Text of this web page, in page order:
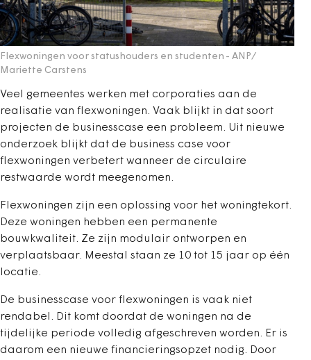
Flexwoningen voor statushouders en studenten - ANP/
Mariette Carstens
Veel gemeentes werken met corporaties aan de
realisatie van flexwoningen. Vaak blijkt in dat soort
projecten de businesscase een probleem. Uit nieuwe
onderzoek blijkt dat de business case voor
flexwoningen verbetert wanneer de circulaire
restwaarde wordt meegenomen.
Flexwoningen zijn een oplossing voor het woningtekort.
Deze woningen hebben een permanente
bouwkwaliteit. Ze zijn modulair ontworpen en
verplaatsbaar. Meestal staan ze 10 tot 15 jaar op één
locatie.
De businesscase voor flexwoningen is vaak niet
rendabel. Dit komt doordat de woningen na de
tijdelijke periode volledig afgeschreven worden. Er is
daarom een nieuwe financieringsopzet nodig. Door